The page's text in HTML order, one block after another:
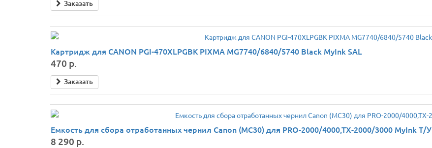
Заказать
Картридж для CANON PGI-470XLPGBK PIXMA MG7740/6840/5740 Black MyInk SAL
470 р.
Заказать
Емкость для сбора отработанных чернил Canon (MC30) для PRO-2000/4000,TX-2000/3000 MyInk Т/У
8 290 р.